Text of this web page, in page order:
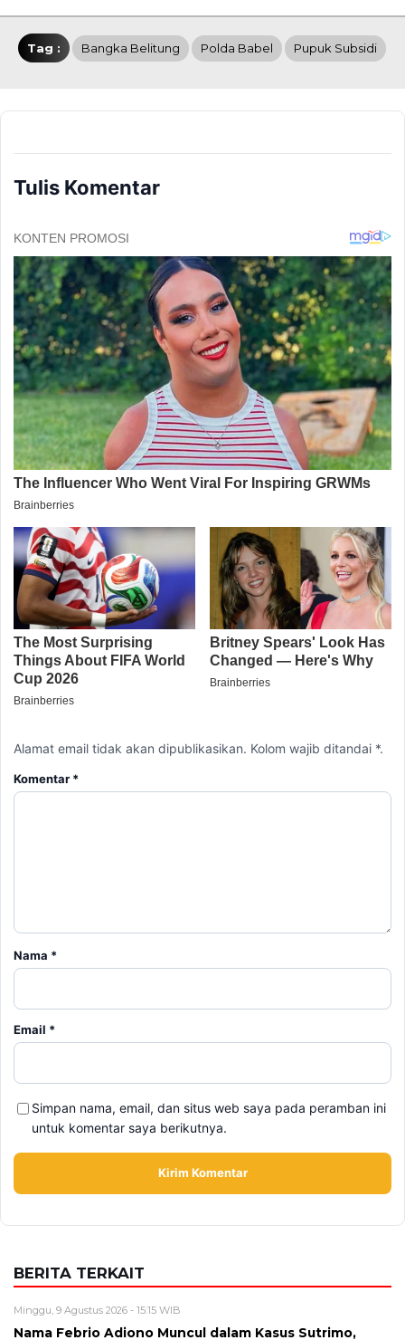
Tag : Bangka Belitung Polda Babel Pupuk Subsidi
Tulis Komentar
Alamat email tidak akan dipublikasikan. Kolom wajib ditandai *.
Komentar *
Nama *
Email *
Simpan nama, email, dan situs web saya pada peramban ini
untuk komentar saya berikutnya.
BERITA TERKAIT
Minggu, 9 Agustus 2026 - 15:15 WIB
Nama Febrio Adiono Muncul dalam Kasus Sutrimo,